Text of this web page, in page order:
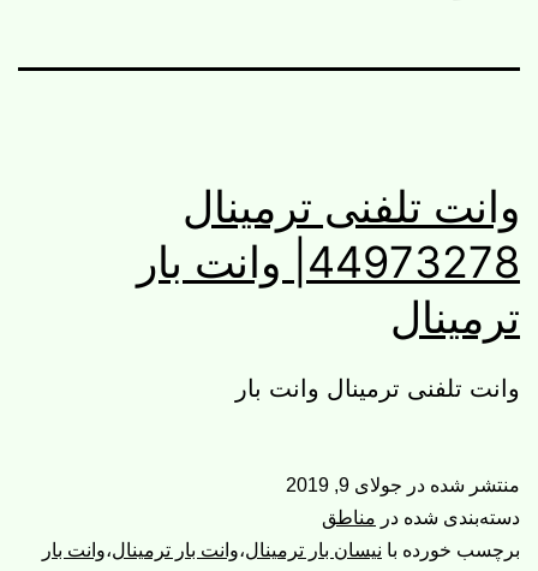
وانت تلفنی ترمینال
44973278| وانت بار
ترمینال
وانت تلفنی ترمینال وانت بار
منتشر شده در جولای 9, 2019
دسته‌بندی شده در مناطق
برچسب خورده با نیسان بار ترمینال،وانت بار ترمینال،وانت بار